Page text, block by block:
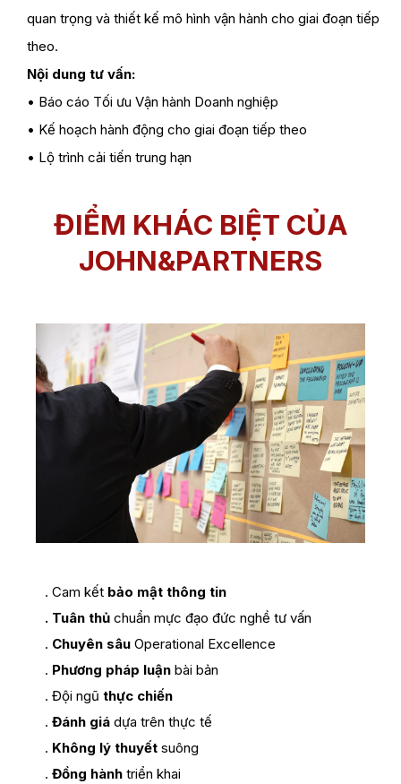
quan trọng và thiết kế mô hình vận hành cho giai đoạn tiếp
theo.
Nội dung tư vấn:
• Báo cáo Tối ưu Vận hành Doanh nghiệp
• Kế hoạch hành động cho giai đoạn tiếp theo
• Lộ trình cải tiến trung hạn
ĐIỂM KHÁC BIỆT CỦA
JOHN&PARTNERS
. Cam kết bảo mật thông tin
. Tuân thủ chuẩn mực đạo đức nghề tư vấn
. Chuyên sâu Operational Excellence
. Phương pháp luận bài bản
. Đội ngũ thực chiến
. Đánh giá dựa trên thực tế
. Không lý thuyết suông
. Đồng hành triển khai